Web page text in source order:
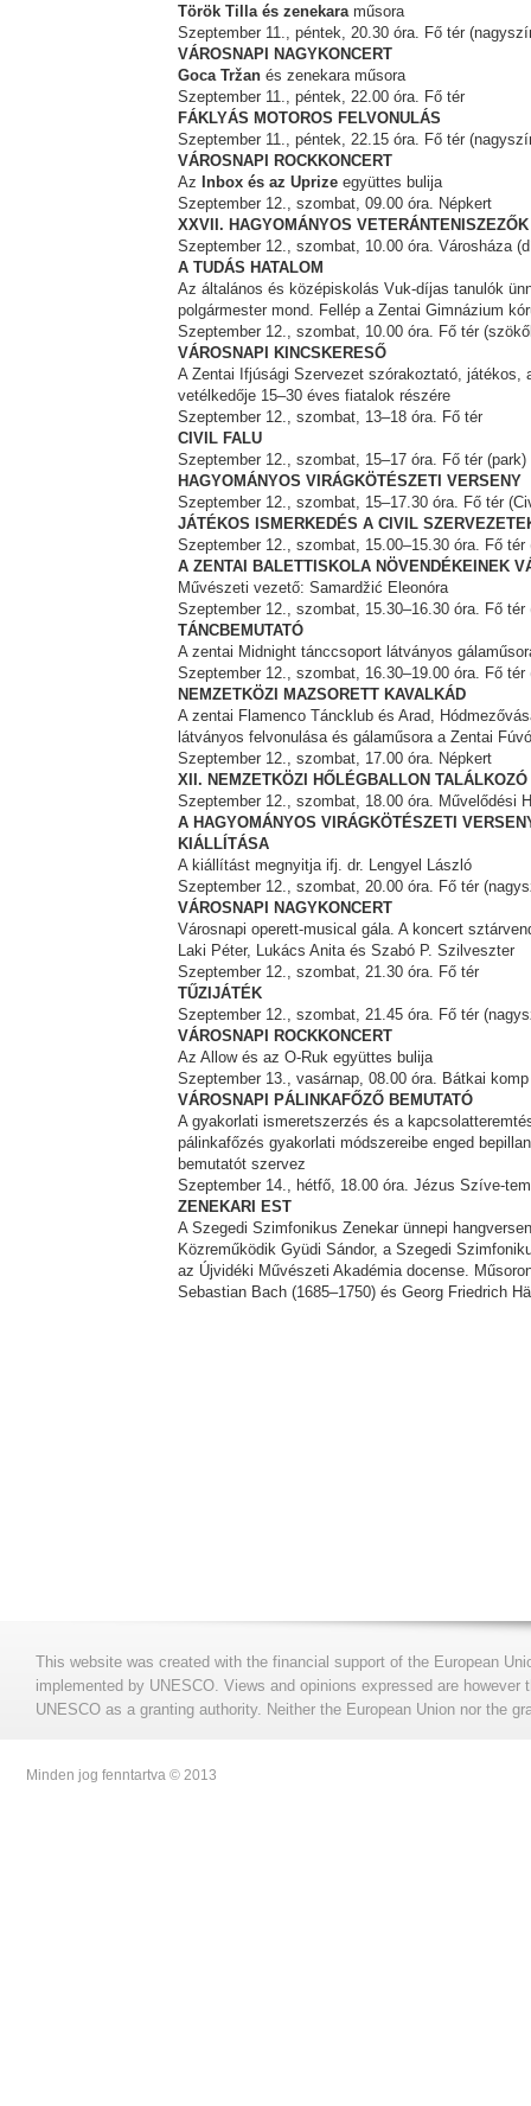
Török Tilla és zenekara műsora
Szeptember 11., péntek, 20.30 óra. Fő tér
VÁROSNAPI NAGYKONCERT
Goca Tržan és zenekara műsora
Szeptember 11., péntek, 22.00 óra. Fő tér
FÁKLYÁS MOTOROS FELVONULÁS
Szeptember 11., péntek, 22.15 óra. Fő tér
VÁROSNAPI ROCKKONCERT
Az Inbox és az Uprize együttes bulija
Szeptember 12., szombat, 09.00 óra. Népkert
XXVII. HAGYOMÁNYOS
Szeptember 12., szombat, 10.00 óra. Városháza
A TUDÁS HATALOM
Az általános és középiskolás Vuk-díjas tanulók
polgármester mond. Fellép a Zentai Gimnázium
Szeptember 12., szombat, 10.00 óra. Fő tér
VÁROSNAPI KINCSKERESŐ
A Zentai Ifjúsági Szervezet szórakoztató, játékos,
vetélkedője 15–30 éves fiatalok részére
Szeptember 12., szombat, 13–18 óra. Fő tér
CIVIL FALU
Szeptember 12., szombat, 15–17 óra. Fő tér (park)
HAGYOMÁNYOS VIRÁGKÖTÉSZETI VERSENY
Szeptember 12., szombat, 15–17.30 óra. Fő tér
JÁTÉKOS ISMERKEDÉS A CIVIL
Szeptember 12., szombat, 15.00–15.30 óra. Fő tér
А ZENTAI BALETTISKOLA NÖVENDÉKEINEK
Művészeti vezető: Samardžić Eleonóra
Szeptember 12., szombat, 15.30–16.30 óra. Fő tér
TÁNCBEMUTATÓ
A zentai Midnight tánccsoport látványos
Szeptember 12., szombat, 16.30–19.00 óra. Fő tér
NEMZETKÖZI MAZSORETT KAVALKÁD
A zentai Flamenco Táncklub és Arad,
látványos felvonulása és gálaműsora a Zentai
Szeptember 12., szombat, 17.00 óra. Népkert
XII. NEMZETKÖZI HŐLÉGBALLON TALÁLKOZÓ
Szeptember 12., szombat, 18.00 óra. Művelődési
A HAGYOMÁNYOS VIRÁGKÖTÉSZETI
KIÁLLÍTÁSA
A kiállítást megnyitja ifj. dr. Lengyel László
Szeptember 12., szombat, 20.00 óra. Fő tér
VÁROSNAPI NAGYKONCERT
Városnapi operett-musical gála. A koncert
Laki Péter, Lukács Anita és Szabó P. Szilveszter
Szeptember 12., szombat, 21.30 óra. Fő tér
TŰZIJÁTÉK
Szeptember 12., szombat, 21.45 óra. Fő tér
VÁROSNAPI ROCKKONCERT
Az Allow és az O-Ruk együttes bulija
Szeptember 13., vasárnap, 08.00 óra. Bátkai komp
VÁROSNAPI PÁLINKAFŐZŐ BEMUTATÓ
A gyakorlati ismeretszerzés és a
pálinkafőzés gyakorlati módszereibe enged
bemutatót szervez
Szeptember 14., hétfő, 18.00 óra. Jézus Szíve-
ZENEKARI EST
A Szegedi Szimfonikus Zenekar ünnepi
Közreműködik Gyüdi Sándor, a Szegedi
az Újvidéki Művészeti Akadémia docense.
Sebastian Bach (1685–1750) és Georg Friedrich
This website was created with the financial support of the European
implemented by UNESCO. Views and opinions expressed are
UNESCO as a granting authority. Neither the European Union nor the
Minden jog fenntartva © 2013